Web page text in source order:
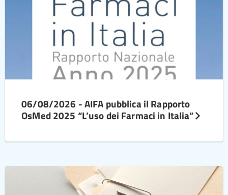
06/08/2026 - AIFA pubblica il Rapporto
OsMed 2025 “L’uso dei Farmaci in Italia”